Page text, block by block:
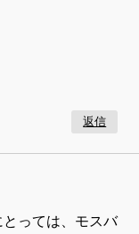
返信
っては、モスバ